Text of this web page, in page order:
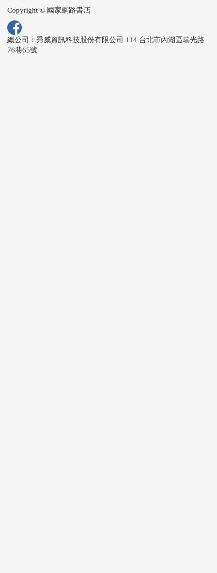
Copyright © 國家網路書店
總公司：秀威資訊科技股份有限公司 114 台北市內湖區瑞光路
76巷65號